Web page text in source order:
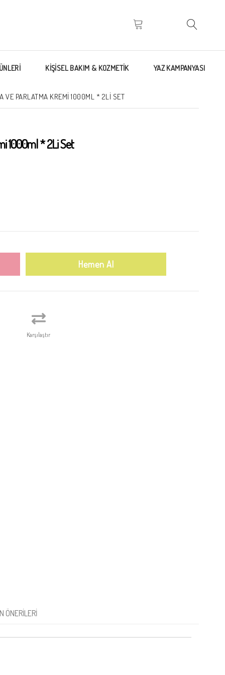
KİŞİSEL BAKIM & KOZMETİK YAZ KAMPANYASI
VE PARLATMA KREMI 1000ML * 2LI SET
1000ml * 2Li Set
Karşılaştır
ÖNERILERI